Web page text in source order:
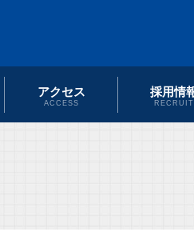
アクセス
ACCESS
採用情
RECRUIT